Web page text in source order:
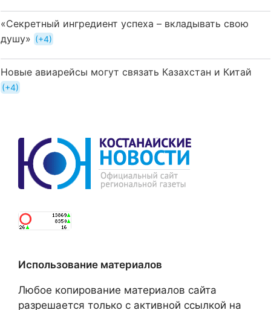
«Секретный ингредиент успеха – вкладывать свою
душу»
+4
Новые авиарейсы могут связать Казахстан и Китай
+4
Использование материалов
Любое копирование материалов сайта
разрешается только с активной ссылкой на